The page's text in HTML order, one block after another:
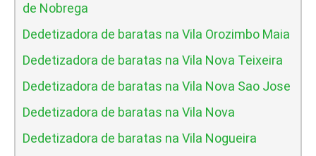
de Nobrega
Dedetizadora de baratas na Vila Orozimbo Maia
Dedetizadora de baratas na Vila Nova Teixeira
Dedetizadora de baratas na Vila Nova Sao Jose
Dedetizadora de baratas na Vila Nova
Dedetizadora de baratas na Vila Nogueira